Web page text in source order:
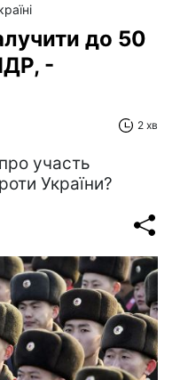
до 50
-
2 хв
участь
України?